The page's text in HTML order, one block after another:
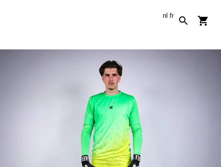
nl fr